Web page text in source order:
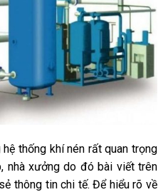
thống khí nén rất quan trọng
nhà xưởng do đó bài viết trên
thông tin chi tế. Để hiểu rõ về